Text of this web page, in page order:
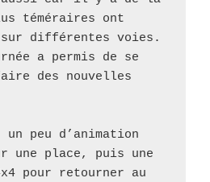
téméraires ont
différentes voies.
a permis de se
des nouvelles
peu d’animation
une place, puis une
pour retourner au